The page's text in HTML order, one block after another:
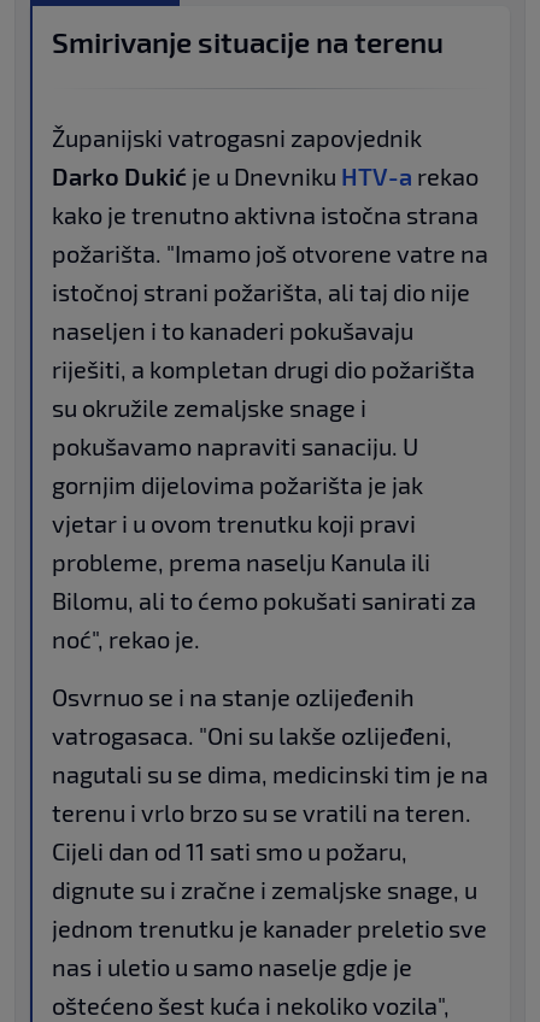
Smirivanje situacije na terenu
Županijski vatrogasni zapovjednik
Darko Dukić je u Dnevniku HTV-a rekao
kako je trenutno aktivna istočna strana
požarišta. "Imamo još otvorene vatre na
istočnoj strani požarišta, ali taj dio nije
naseljen i to kanaderi pokušavaju
riješiti, a kompletan drugi dio požarišta
su okružile zemaljske snage i
pokušavamo napraviti sanaciju. U
gornjim dijelovima požarišta je jak
vjetar i u ovom trenutku koji pravi
probleme, prema naselju Kanula ili
Bilomu, ali to ćemo pokušati sanirati za
noć", rekao je.
Osvrnuo se i na stanje ozlijeđenih
vatrogasaca. "Oni su lakše ozlijeđeni,
nagutali su se dima, medicinski tim je na
terenu i vrlo brzo su se vratili na teren.
Cijeli dan od 11 sati smo u požaru,
dignute su i zračne i zemaljske snage, u
jednom trenutku je kanader preletio sve
nas i uletio u samo naselje gdje je
oštećeno šest kuća i nekoliko vozila",